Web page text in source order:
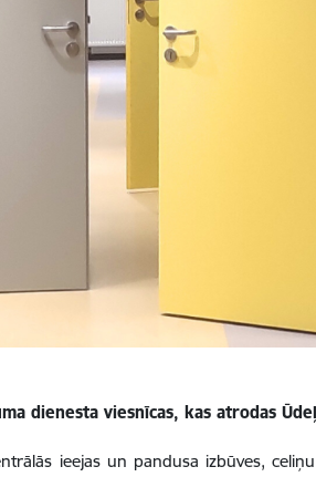
dienesta viesnīcas, kas atrodas
ieejas un pandusa izbūves,